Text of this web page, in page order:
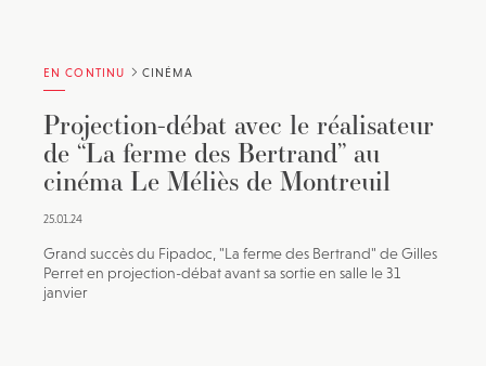
EN CONTINU CINÉMA
Projection-débat avec le réalisateur
de “La ferme des Bertrand” au
cinéma Le Méliès de Montreuil
25.01.24
Grand succès du Fipadoc, "La ferme des Bertrand" de Gilles
Perret en projection-débat avant sa sortie en salle le 31
janvier